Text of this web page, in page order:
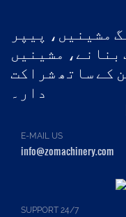
مشینیں، پیپر
بنانے، مشینیں
کے ساتھ شراکت
دار۔
E-MAIL US
info@zomachinery.com
SUPPORT 24/7